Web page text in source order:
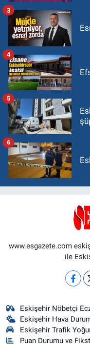
3
4
5
6
www.esgazete.com
ile
Eskişehir Nöbetçi
Eskişehir Hava
Eskişehir Trafik
Puan Durumu ve